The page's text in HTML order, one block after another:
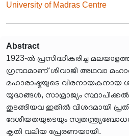
University of Madras Centre
Abstract
1923-ൽ പ്രസിദ്ധീകരിച്ച
ഗ്രന്ഥമാണ് ശിവാജി അഥവാ
മഹാരാഷ്ട്രയുടെ വീരനായകനായ
യുദ്ധങ്ങൾ, സാമ്രാജ്യം
തുടങ്ങിയവ ഇതിൽ വിശദമായി
ദേശീയതയുടെയും
കൃതി വലിയ പ്രേരണയായി.